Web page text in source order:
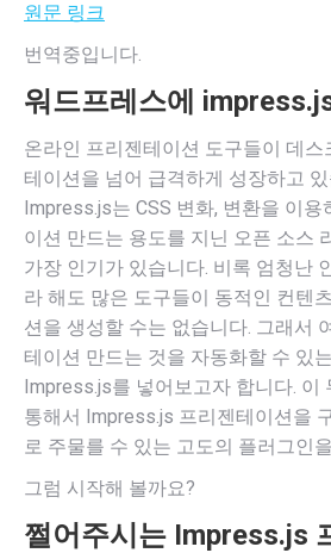
원문 링크
번역중입니다.
워드프레스에
온라인 프리젠테이션 도구들이 데스
테이션을 넘어 급격하게 성장하고
Impress.js는 CSS 변화, 변환을 이용
이션 만드는 용도를 지닌 오픈 소스
가장 인기가 있습니다. 비록 엄청난
라 해도 많은 도구들이 동적인 컨텐
션을 생성할 수는 없습니다. 그래서
테이션 만드는 것을 자동화할 수 있
Impress.js를 넣어보고자 합니다. 이
통해서 Impress.js 프리젠테이션을
로 주물를 수 있는 고도의 플러그인
그럼 시작해 볼까요?
쩔어주시는 Impress.js